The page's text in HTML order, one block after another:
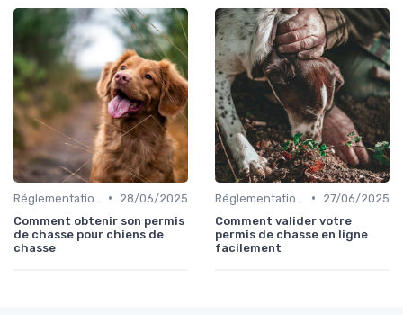
•
28/06/2025
Comment obtenir son permis
de chasse pour chiens de
chasse
•
27/06/2025
Comment valider votre
permis de chasse en ligne
facilement